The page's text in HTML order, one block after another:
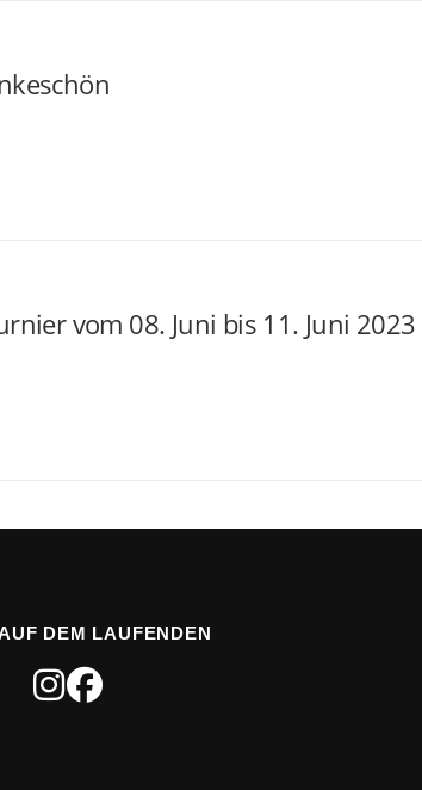
vom 08. Juni bis 11. Juni 2023
DEM LAUFENDEN